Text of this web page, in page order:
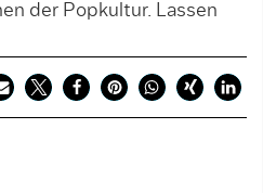
der Popkultur. Lassen